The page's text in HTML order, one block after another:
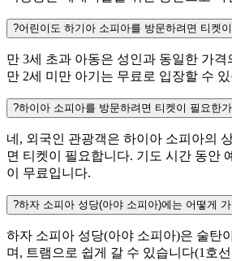
?어린이도 하기아 소피아를 방문하려면 티켓
만 3세 초과 아동은 성인과 동일한 가
만 2세 미만 아기는 무료로 입장할 수
?하이아 소피아를 방문하려면 티켓이 필요한
네, 외국인 관광객은 하이아 소피아의
면 티켓이 필요합니다. 기도 시간 동안
이 무료입니다.
?하자 소피아 성당(아야 소피아)에는 어떻게
하자 소피아 성당(아야 소피아)은 술탄
며, 트램으로 쉽게 갈 수 있습니다(1호